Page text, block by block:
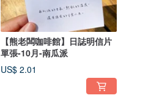
【熊老闆咖啡館】日誌明信片
單張-10月-南瓜派
US$ 2.01